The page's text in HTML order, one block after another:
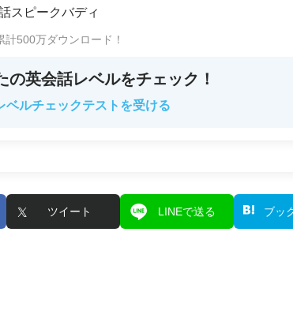
スピークバディ
計500万ダウンロード！
の英会話レベルをチェック！
ベルチェックテストを受ける
ツイート LINEで送る ブッ